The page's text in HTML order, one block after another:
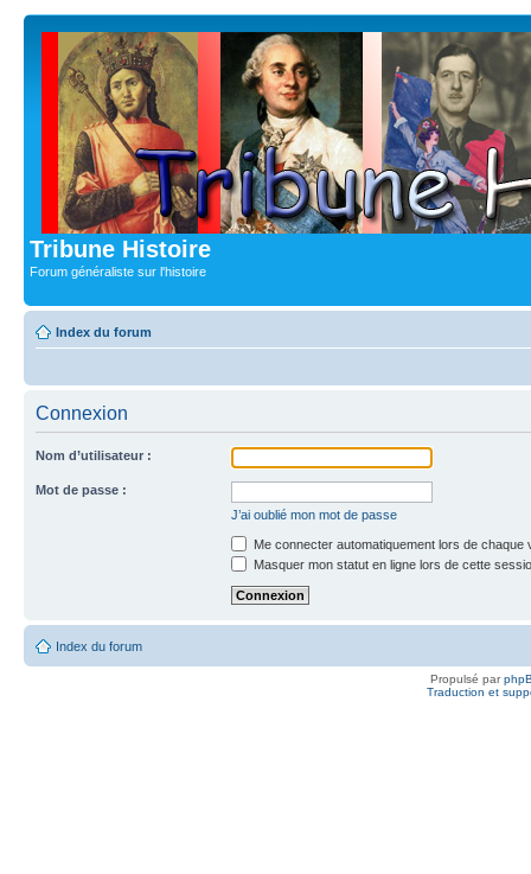
Tribune Histoire
Forum généraliste sur l'histoire
Index du forum
Connexion
Nom d’utilisateur :
Mot de passe :
J’ai oublié mon mot de passe
Me connecter automatiquement lors de chaque
Masquer mon statut en ligne lors de cette
Index du forum
Propulsé par
Traduction et